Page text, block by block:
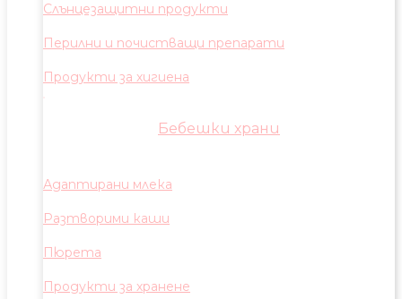
Слънцезащитни продукти
Перилни и почистващи препарати
Продукти за хигиена
Бебешки храни
Адаптирани млека
Разтворими каши
Пюрета
Продукти за хранене